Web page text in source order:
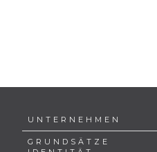
UNTERNEHMEN
GRUNDSÄTZE